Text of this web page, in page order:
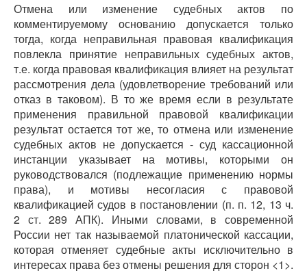
Отмена или изменение судебных актов по
комментируемому основанию допускается только
тогда, когда неправильная правовая квалификация
повлекла принятие неправильных судебных актов,
т.е. когда правовая квалификация влияет на результат
рассмотрения дела (удовлетворение требований или
отказ в таковом). В то же время если в результате
применения правильной правовой квалификации
результат остается тот же, то отмена или изменение
судебных актов не допускается - суд кассационной
инстанции указывает на мотивы, которыми он
руководствовался (подлежащие применению нормы
права), и мотивы несогласия с правовой
квалификацией судов в постановлении (п. п. 12, 13 ч.
2 ст. 289 АПК). Иными словами, в современной
России нет так называемой платонической кассации,
которая отменяет судебные акты исключительно в
интересах права без отмены решения для сторон <1>.